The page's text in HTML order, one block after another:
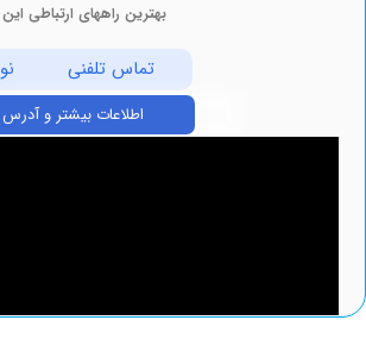
بهترین راههای ارتباطی این دکتر
تماس تلفنی نوبت دهی
اطلاعات بیشتر و آدرس